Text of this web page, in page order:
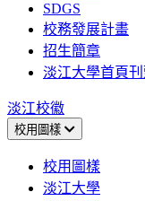
SDGS
校務發展計畫
招生簡章
淡江大學首頁刊
淡江校徽
校用圖樣
校用圖樣
淡江大學